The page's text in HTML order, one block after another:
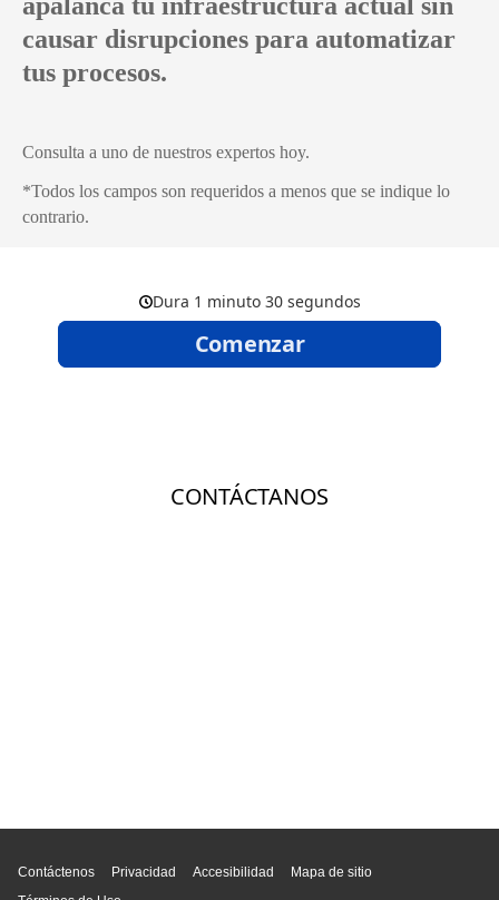
apalanca tu infraestructura actual sin
causar disrupciones para automatizar
tus procesos.
Consulta a uno de nuestros expertos hoy.
*Todos los campos son requeridos a menos que se indique lo
contrario.
Contáctenos Privacidad Accesibilidad
Mapa de sitio